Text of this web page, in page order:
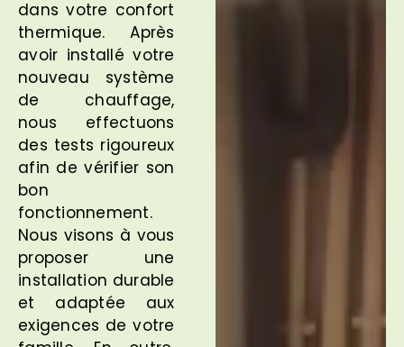
dans votre confort
thermique. Après
avoir installé votre
nouveau système
de chauffage,
nous effectuons
des tests rigoureux
afin de vérifier son
bon
fonctionnement.
Nous visons à vous
proposer une
installation durable
et adaptée aux
exigences de votre